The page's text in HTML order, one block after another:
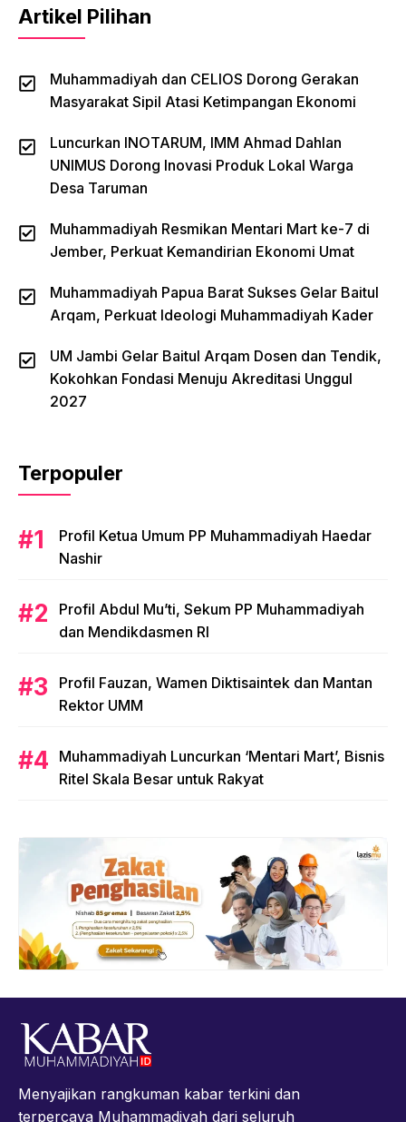
Artikel Pilihan
Muhammadiyah dan CELIOS Dorong Gerakan
Masyarakat Sipil Atasi Ketimpangan Ekonomi
Luncurkan INOTARUM, IMM Ahmad Dahlan
UNIMUS Dorong Inovasi Produk Lokal Warga
Desa Taruman
Muhammadiyah Resmikan Mentari Mart ke-7 di
Jember, Perkuat Kemandirian Ekonomi Umat
Muhammadiyah Papua Barat Sukses Gelar Baitul
Arqam, Perkuat Ideologi Muhammadiyah Kader
UM Jambi Gelar Baitul Arqam Dosen dan Tendik,
Kokohkan Fondasi Menuju Akreditasi Unggul
2027
Terpopuler
Profil Ketua Umum PP Muhammadiyah Haedar
Nashir
Profil Abdul Mu’ti, Sekum PP Muhammadiyah
dan Mendikdasmen RI
Profil Fauzan, Wamen Diktisaintek dan Mantan
Rektor UMM
Muhammadiyah Luncurkan ‘Mentari Mart’, Bisnis
Ritel Skala Besar untuk Rakyat
Menyajikan rangkuman kabar terkini dan
terpercaya Muhammadiyah dari seluruh